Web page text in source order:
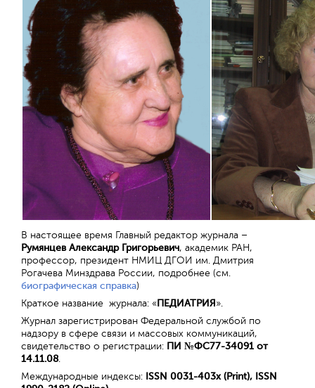
В настоящее время Главный редактор журнала –
Румянцев Александр Григорьевич, академик РАН,
профессор, президент НМИЦ ДГОИ им. Дмитрия
Рогачева Минздрава России, подробнее (см.
биографическая справка)
Краткое название журнала: «ПЕДИАТРИЯ».
Журнал зарегистрирован Федеральной службой по
надзору в сфере связи и массовых коммуникаций,
свидетельство о регистрации: ПИ №ФС77-34091 от
14.11.08
Международные индексы: ISSN 0031-403х (Print), ISSN